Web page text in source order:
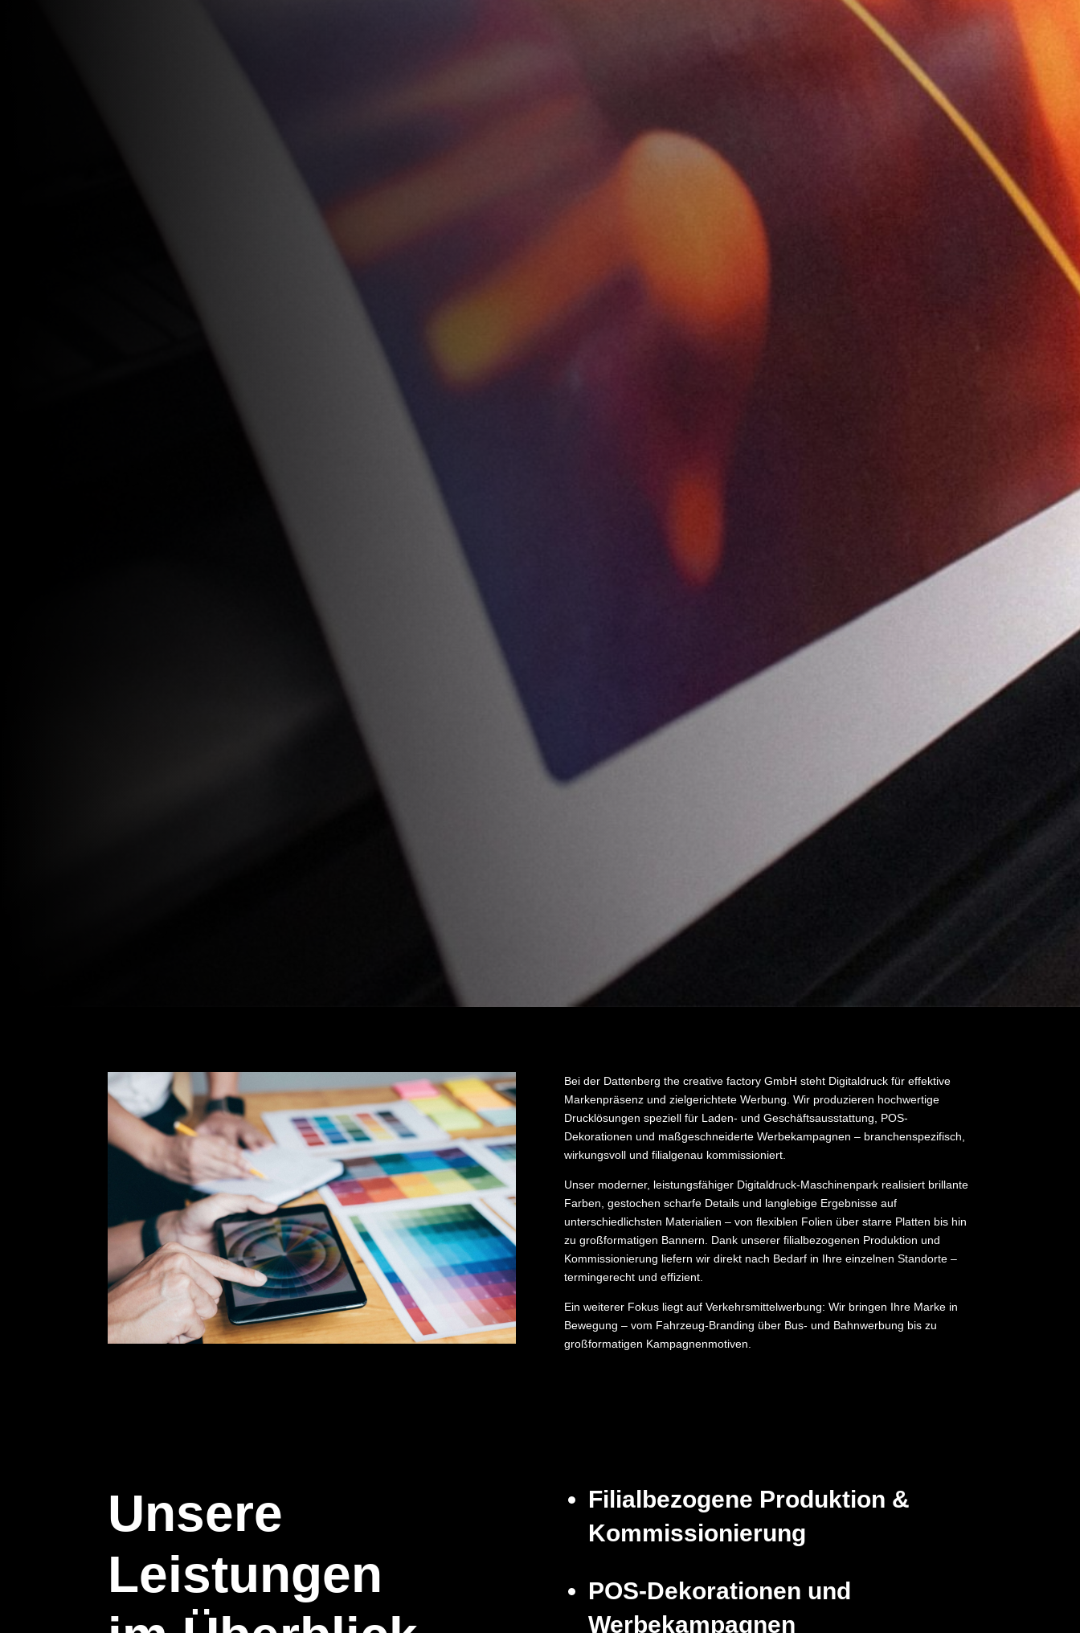
Bei der Dattenberg the creative factory GmbH steht Digitaldruck für effektive
Markenpräsenz und zielgerichtete Werbung. Wir produzieren hochwertige
Drucklösungen speziell für Laden- und Geschäftsausstattung, POS-
Dekorationen und maßgeschneiderte Werbekampagnen – branchenspezifisch,
wirkungsvoll und filialgenau kommissioniert.
Unser moderner, leistungsfähiger Digitaldruck-Maschinenpark realisiert brillante
Farben, gestochen scharfe Details und langlebige Ergebnisse auf
unterschiedlichsten Materialien – von flexiblen Folien über starre Platten bis hin
zu großformatigen Bannern. Dank unserer filialbezogenen Produktion und
Kommissionierung liefern wir direkt nach Bedarf in Ihre einzelnen Standorte –
termingerecht und effizient.
Ein weiterer Fokus liegt auf Verkehrsmittelwerbung: Wir bringen Ihre Marke in
Bewegung – vom Fahrzeug-Branding über Bus- und Bahnwerbung bis zu
großformatigen Kampagnenmotiven.
Unsere
Leistungen
Filialbezogene Produktion &
Kommissionierung
POS-Dekorationen und
Werbekampagnen